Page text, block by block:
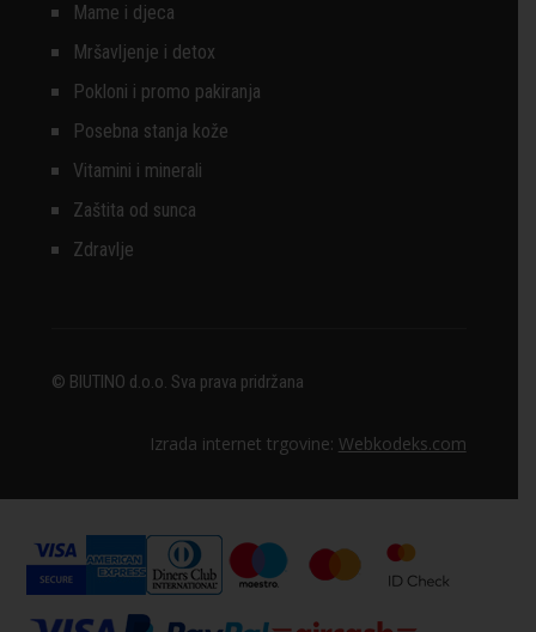
Mame i djeca
Mršavljenje i detox
Pokloni i promo pakiranja
Posebna stanja kože
Vitamini i minerali
Zaštita od sunca
Zdravlje
© BIUTINO d.o.o. Sva prava pridržana
Izrada internet trgovine: Webkodeks.com